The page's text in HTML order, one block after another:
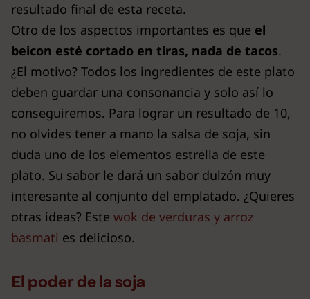
resultado final de esta receta.
Otro de los aspectos importantes es que el
beicon esté cortado en tiras, nada de tacos.
¿El motivo? Todos los ingredientes de este plato
deben guardar una consonancia y solo así lo
conseguiremos. Para lograr un resultado de 10,
no olvides tener a mano la salsa de soja, sin
duda uno de los elementos estrella de este
plato. Su sabor le dará un sabor dulzón muy
interesante al conjunto del emplatado. ¿Quieres
otras ideas? Este wok de verduras y arroz
basmati es delicioso.
El poder de la soja